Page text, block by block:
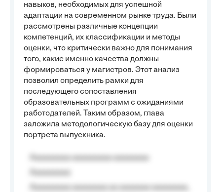
навыков, необходимых для успешной
адаптации на современном рынке труда. Были
рассмотрены различные концепции
компетенций, их классификации и методы
оценки, что критически важно для понимания
того, какие именно качества должны
формироваться у магистров. Этот анализ
позволил определить рамки для
последующего сопоставления
образовательных программ с ожиданиями
работодателей. Таким образом, глава
заложила методологическую базу для оценки
портрета выпускника.